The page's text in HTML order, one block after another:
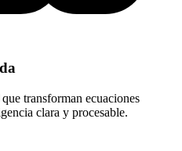
transforman ecuaciones
clara y procesable.